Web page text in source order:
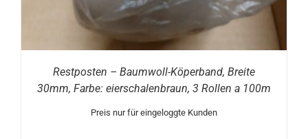
Restposten – Baumwoll-Köperband, Breite
30mm, Farbe: eierschalenbraun, 3 Rollen a 100m
Preis nur für eingeloggte Kunden